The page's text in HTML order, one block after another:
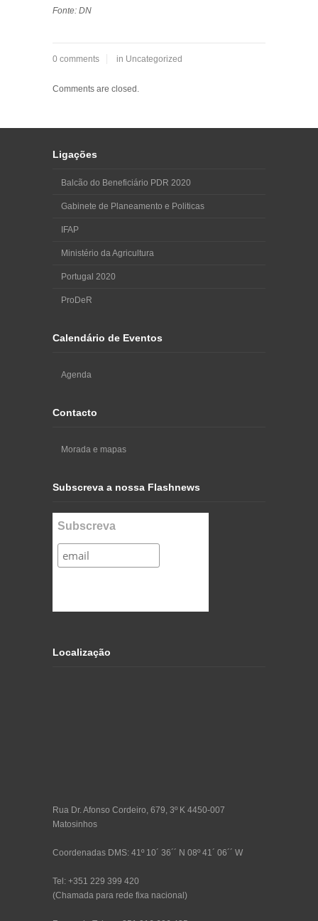
Fonte: DN
0 comments in Uncategorized
Comments are closed.
Ligações
Balcão do Beneficiário PDR 2020
Gabinete de Planeamento e Politicas
IFAP
Ministério da Agricultura
Portugal 2020
ProDeR
Calendário de Eventos
Agenda
Contacto
Morada e mapas
Subscreva a nossa Flashnews
Subscreva
Localização
Rua Dr. Afonso Cordeiro, 679, 3º K 4450-007
Matosinhos
Coordenadas DMS: 41º 10´ 36´´ N 08º 41´ 06´´ W
Tel: +351 229 399 420
(Chamada para rede fixa nacional)